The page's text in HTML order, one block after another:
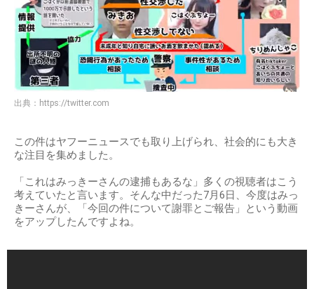
出典： https://twitter.com
この件はヤフーニュースでも取り上げられ、社会的にも大き
な注目を集めました。
「これはみっきーさんの逮捕もあるな」多くの視聴者はこう
考えていたと言います。そんな中だった7月6日、今度はみっ
きーさんが、「今回の件について謝罪とご報告」という動画
をアップしたんですよね。